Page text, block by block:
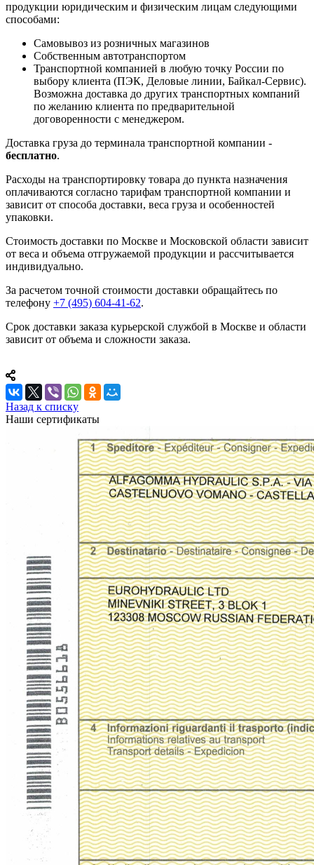
продукции юридическим и физическим лицам следующими
способами:
Самовывоз из розничных магазинов
Собственным автотранспортом
Транспортной компанией в любую точку России по
выбору клиента (ПЭК, Деловые линии, Байкал-Сервис).
Возможна доставка до других транспортных компаний
по желанию клиента по предварительной
договоренности с менеджером.
Доставка груза до терминала транспортной компании -
бесплатно.
Расходы на транспортировку товара до пункта назначения
оплачиваются согласно тарифам транспортной компании и
зависит от способа доставки, веса груза и особенностей
упаковки.
Стоимость доставки по Москве и Московской области зависит
от веса и объема отгружаемой продукции и рассчитывается
индивидуально.
За расчетом точной стоимости доставки обращайтесь по
телефону +7 (495) 604-41-62.
Срок доставки заказа курьерской службой в Москве и области
зависит от объема и сложности заказа.
Назад к списку
Наши сертификаты